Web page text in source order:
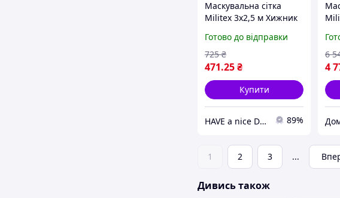
Маскувальна сітка
Militex 3х2,5 м Хижник
Готово до відправки
471.25₴
725 ₴
Купити
HAVE a nice DAY 89%
4
6
1 2 3 ...
Дивись також